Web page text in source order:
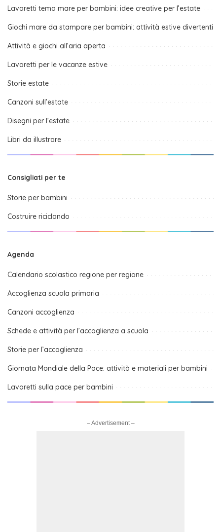
Lavoretti tema mare per bambini: idee creative per l’estate
Giochi mare da stampare per bambini: attività estive divertenti
Attività e giochi all’aria aperta
Lavoretti per le vacanze estive
Storie estate
Canzoni sull’estate
Disegni per l’estate
Libri da illustrare
Consigliati per te
Storie per bambini
Costruire riciclando
Agenda
Calendario scolastico regione per regione
Accoglienza scuola primaria
Canzoni accoglienza
Schede e attività per l’accoglienza a scuola
Storie per l’accoglienza
Giornata Mondiale della Pace: attività e materiali per bambini
Lavoretti sulla pace per bambini
– Advertisement –